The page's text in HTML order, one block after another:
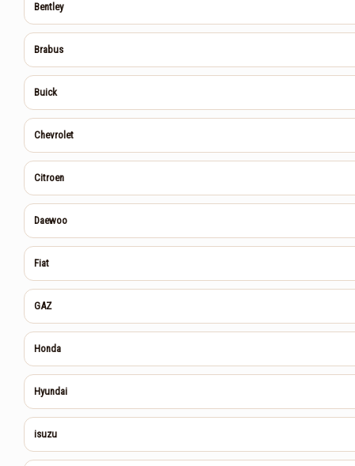
Bentley
Brabus
Buick
Chevrolet
Citroen
Daewoo
Fiat
GAZ
Honda
Hyundai
isuzu